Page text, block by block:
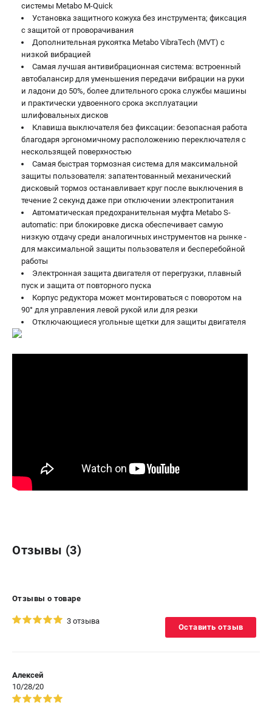
системы Metabo M-Quick
Установка защитного кожуха без инструмента; фиксация
с защитой от проворачивания
Дополнительная рукоятка Metabo VibraTech (MVT) с
низкой вибрацией
Самая лучшая антивибрационная система: встроенный
автобалансир для уменьшения передачи вибрации на руки
и ладони до 50%, более длительного срока службы машины
и практически удвоенного срока эксплуатации
шлифовальных дисков
Клавиша выключателя без фиксации: безопасная работа
благодаря эргономичному расположению переключателя с
нескользящей поверхностью
Самая быстрая тормозная система для максимальной
защиты пользователя: запатентованный механический
дисковый тормоз останавливает круг после выключения в
течение 2 секунд даже при отключении электропитания
Автоматическая предохранительная муфта Metabo S-
automatic: при блокировке диска обеспечивает самую
низкую отдачу среди аналогичных инструментов на рынке -
для максимальной защиты пользователя и бесперебойной
работы
Электронная защита двигателя от перегрузки, плавный
пуск и защита от повторного пуска
Корпус редуктора может монтироваться с поворотом на
90° для управления левой рукой или для резки
Отключающиеся угольные щетки для защиты двигателя
Отзывы (3)
Отзывы о товаре
3 отзыва
Оставить отзыв
Алексей
10/28/20